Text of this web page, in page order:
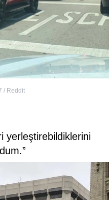
/ Reddit
yerleştirebildiklerini